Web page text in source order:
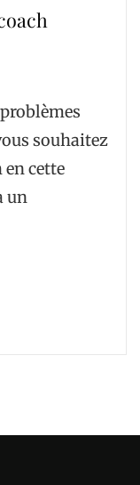
souhaitez
en cette
un